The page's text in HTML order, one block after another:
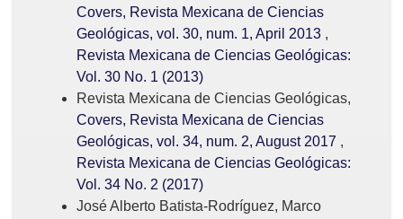
Covers, Revista Mexicana de Ciencias
Geológicas, vol. 30, num. 1, April 2013 ,
Revista Mexicana de Ciencias Geológicas:
Vol. 30 No. 1 (2013)
Revista Mexicana de Ciencias Geológicas,
Covers, Revista Mexicana de Ciencias
Geológicas, vol. 34, num. 2, August 2017 ,
Revista Mexicana de Ciencias Geológicas:
Vol. 34 No. 2 (2017)
José Alberto Batista-Rodríguez, Marco